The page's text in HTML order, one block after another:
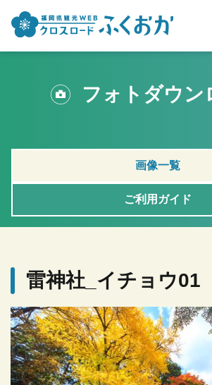
フォトダウン
画像一覧
ご利用ガイド
雷神社_イチョウ01